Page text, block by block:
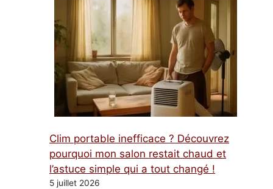
Clim portable inefficace ? Découvrez
pourquoi mon salon restait chaud et
l’astuce simple qui a tout changé !
5 juillet 2026